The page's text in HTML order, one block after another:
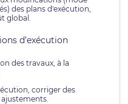
des plans d'exécution,
global.
d’exécution
des travaux, à la
corriger des